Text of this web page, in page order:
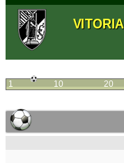
1 10 20